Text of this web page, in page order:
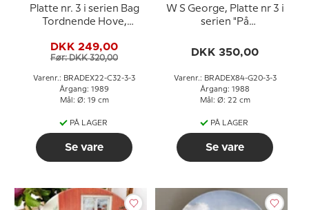
Platte nr. 3 i serien Bag
Tordnende Hove,
DKK 249,00
Før: DKK 320,00
Varenr.: BRADEX22-C32-3-3
Årgang: 1989
Mål: Ø: 19 cm
PÅ LAGER
Se vare
W S George, Platte nr 3 i
serien "På
Vinger"
DKK 350,00
Varenr.: BRADEX84-G20-3-3
Årgang: 1988
Mål: Ø: 22 cm
PÅ LAGER
Se vare